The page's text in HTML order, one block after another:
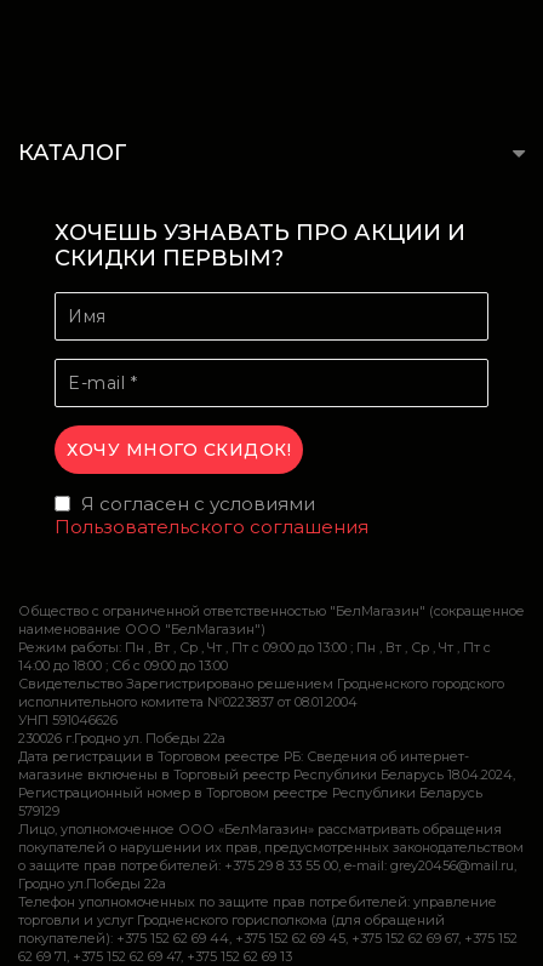
КАТАЛОГ
ХОЧЕШЬ УЗНАВАТЬ ПРО АКЦИИ И
СКИДКИ ПЕРВЫМ?
Я согласен с условиями
Пользовательского соглашения
Общество с ограниченной ответственностью "БелМагазин" (сокращенное
наименование ООО "БелМагазин")
Режим работы: Пн , Вт , Ср , Чт , Пт c 09:00 до 13:00 ; Пн , Вт , Ср , Чт , Пт c
14:00 до 18:00 ; Сб c 09:00 до 13:00
Свидетельство Зарегистрировано решением Гродненского городского
исполнительного комитета №0223837 от 08.01.2004
УНП 591046626
230026 г.Гродно ул. Победы 22а
Дата регистрации в Торговом реестре РБ: Сведения об интернет-
магазине включены в Торговый реестр Республики Беларусь 18.04.2024,
Регистрационный номер в Торговом реестре Республики Беларусь
579129
Лицо, уполномоченное ООО «БелМагазин» рассматривать обращения
покупателей о нарушении их прав, предусмотренных законодательством
о защите прав потребителей: +375 29 8 33 55 00, e-mail: grey20456@mail.ru,
Гродно ул.Победы 22а
Телефон уполномоченных по защите прав потребителей: управление
торговли и услуг Гродненского горисполкома (для обращений
покупателей): +375 152 62 69 44, +375 152 62 69 45, +375 152 62 69 67, +375 152
62 69 71, +375 152 62 69 47, +375 152 62 69 13